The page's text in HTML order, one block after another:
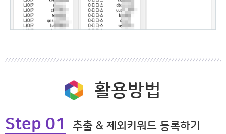
활용방법
Step 01 추출 & 제외키워드 등록하기